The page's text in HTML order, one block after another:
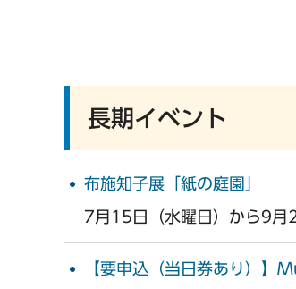
長期イベント
布施知子展「紙の庭園」
7月15日（水曜日）から9月
【要申込（当日券あり）】